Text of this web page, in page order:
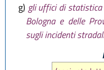
g) gli uffici di
Bologna e delle
sugli incidenti